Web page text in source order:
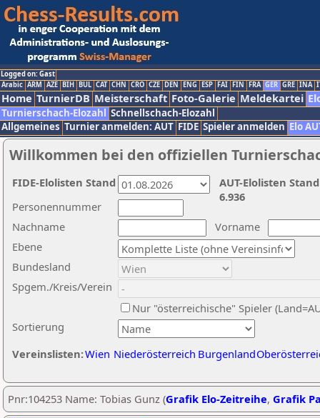
Logged on: Gast
Arabic ARM AZE BIH BUL CAT CHN CRO CZE DEN ENG ESP FAI FIN FRA GER GRE INA
Home TurnierDB Meisterschaft Foto-Galerie Meldekartei
Turnierschach-Elozahl Schnellschach-Elozahl
Allgemeines Turnier anmelden: AUT FIDE Spieler anmelden Elo
Willkommen bei den offiziellen
Nachname
Vorname
Ebene
Sortierung
Personennummer
Bundesland
Spgem./Kreis/Verein
Nur "österreichische" Spieler
Vereinslisten:Wien Niederösterreich Burgenland
AUT-Elolisten
6.936
FIDE-Elolisten Stand
Pnr:104253 Name: Tobias Gunz (Grafik Elo-Zeitreihe, Grafik